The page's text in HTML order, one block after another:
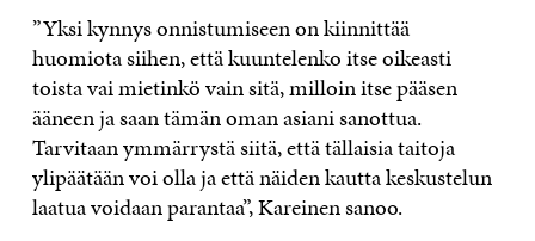
”Yksi kynnys onnistumiseen on kiinnittää
huomiota siihen, että kuuntelenko itse oikeasti
toista vai mietinkö vain sitä, milloin itse pääsen
ääneen ja saan tämän oman asiani sanottua.
Tarvitaan ymmärrystä siitä, että tällaisia taitoja
ylipäätään voi olla ja että näiden kautta keskustelun
laatua voidaan parantaa”, Kareinen sanoo.